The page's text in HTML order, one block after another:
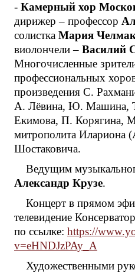
- Камерный хор
дирижер – профессор
солистка Мария
виолончели – Василий
Многочисленные
профессиональных
произведения С.
А. Лёвина, Ю. Машина,
Екимова, П. Корягина,
митрополита Илариона
Шостаковича.
Ведущим
Александр Крузе.
Концерт в прямом
телевидение
по ссылке: https://
v=eHNDJzPAy_A
Художественными